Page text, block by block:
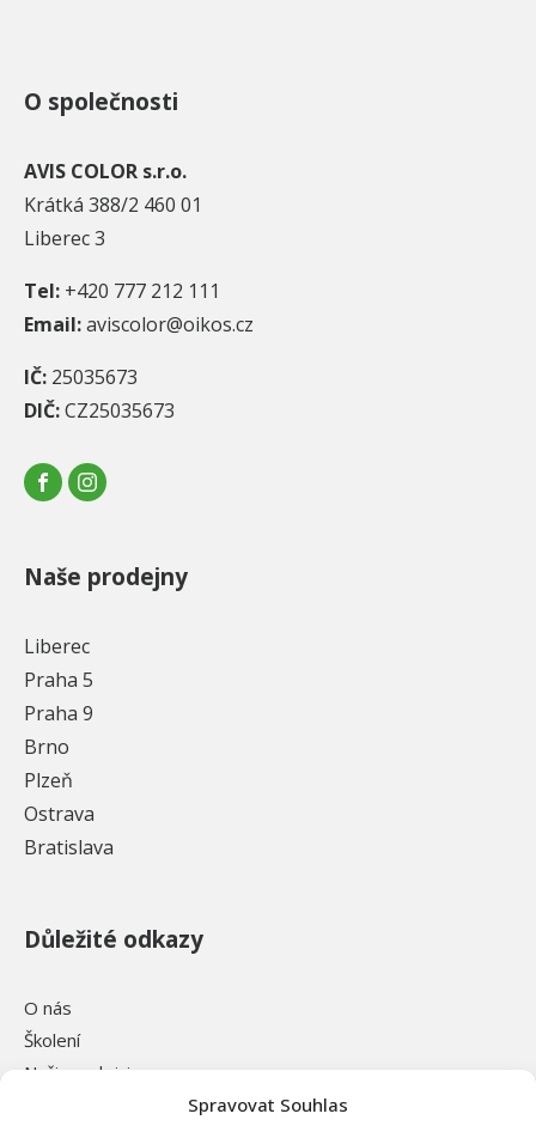
Spravovat Souhlas
O společnosti
AVIS COLOR s.r.o.
Krátká 388/2 460 01
Liberec 3
Tel: +420 777 212 111
Email:aviscolor@oikos.cz
IČ: 25035673
DIČ:CZ25035673
Naše prodejny
Liberec
Praha 5
Praha 9
Brno
Plzeň
Ostrava
Bratislava
Důležité odkazy
O nás
Školení
Naši prodejci